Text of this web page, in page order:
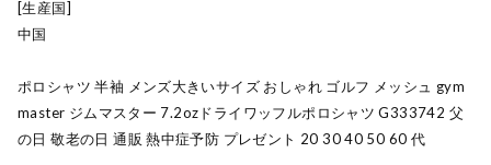
[生産国]
中国
ポロシャツ 半袖 メンズ大きいサイズ おしゃれ ゴルフ メッシュ gym
master ジムマスター 7.2ozドライワッフルポロシャツ G333742 父
の日 敬老の日 通販 熱中症予防 プレゼント 20 30 40 50 60 代